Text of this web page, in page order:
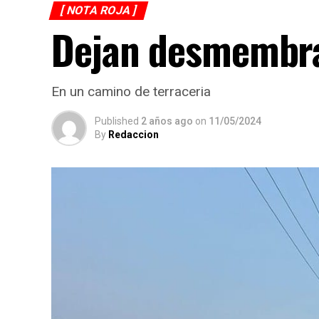
[ NOTA ROJA ]
Dejan
En un camino de terraceria
Published 2 años ago on 11/05/2024
By Redaccion